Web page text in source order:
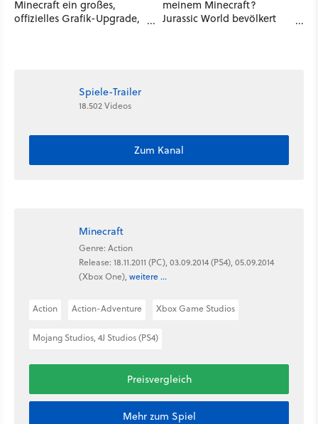
Minecraft ein großes,
offizielles Grafik-Upgrade,
meinem Minecraft?
Jurassic World bevölkert
Spiele-Trailer
18.502 Videos
Zum Kanal
Minecraft
Genre: Action
Release: 18.11.2011 (PC), 03.09.2014 (PS4), 05.09.2014
(Xbox One), weitere ...
Action Action-Adventure Xbox Game Studios
Mojang Studios, 4J Studios (PS4)
Preisvergleich
Mehr zum Spiel